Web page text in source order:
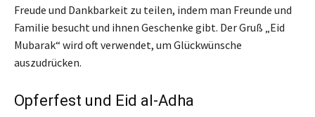
Freude und Dankbarkeit zu teilen, indem man Freunde und
Familie besucht und ihnen Geschenke gibt. Der Gruß „Eid
Mubarak“ wird oft verwendet, um Glückwünsche
auszudrücken.
Opferfest und Eid al-Adha